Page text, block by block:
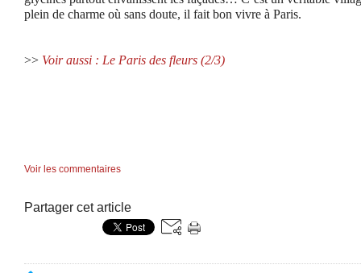
plein de charme où sans doute, il fait bon vivre à Paris.
>> Voir aussi : Le Paris des fleurs (2/3)
Voir les commentaires
Partager cet article